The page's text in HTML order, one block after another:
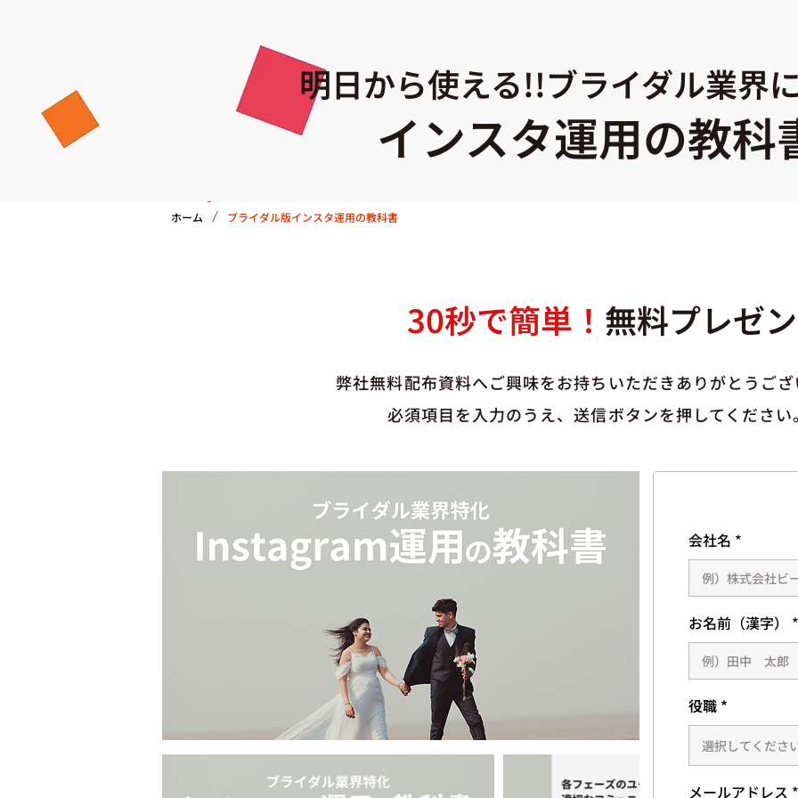
明日から使える!!ブライダル業界
インスタ運用の教科
ホーム / ブライダル版インスタ運用の教科書
30秒で簡単！ 無料プレゼ
弊社無料配布資料へご興味をお持ちいただきありがとうご
必須項目を入力のうえ、送信ボタンを押してください
会社名
お名前（漢字）
役職
メールアドレス